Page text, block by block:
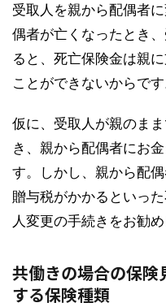
受取人を親から配偶者
偶者が亡くなったとき
ると、死亡保険金は親
ことができないからです
仮に、受取人が親のま
き、親から配偶者にお
す。しかし、親から配
贈与税がかかるといっ
人変更の手続きをお勧め
共働きの場合の保険
する保険種類